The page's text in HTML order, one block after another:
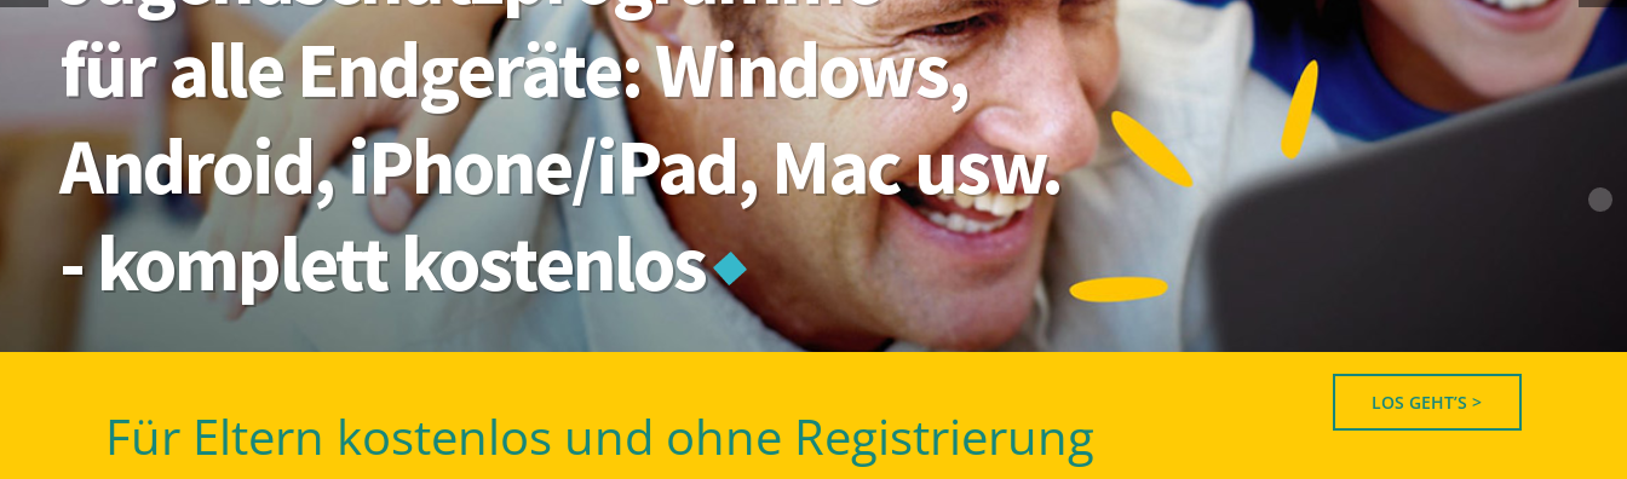
- komplett kostenlos
Android, iPhone/iPad, Mac usw.
für alle Endgeräte: Windows,
Für Eltern kostenlos und ohne Registrierung
LOS GEHT’S >